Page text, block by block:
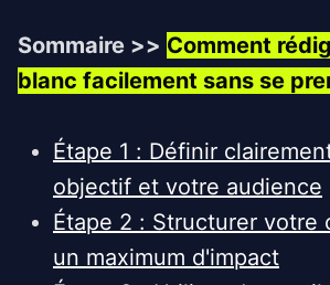
Sommaire >> Comment
blanc facilement sans se
Étape 1 : Définir
objectif et votre audience
Étape 2 : Structurer votre
un maximum d'impact